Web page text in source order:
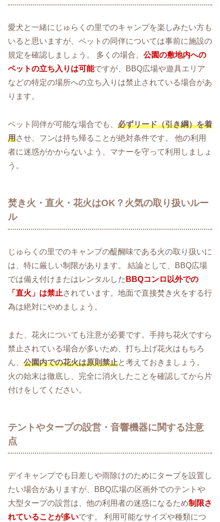
愛犬と一緒にじゅらくの里でのキャンプを楽しみたい方も
いると思いますが、ペットの同伴については事前に施設の
規定を確認しましょう。 多くの場合、 公園の敷地内への
ペットの立ち入りは可能ですが、BBQ広場や遊具エリア
などの特定の場所への立ち入りは禁止されている場合があ
ります。
ペット同伴が可能な場合でも、 必ずリード（引き綱）を着
用させ、フンは持ち帰ることが絶対条件です。 他の利用
者に迷惑がかからないよう、マナーを守って利用しましょ
う。
焚き火・直火・花火はOK？火気の取り扱いルー
ル
じゅらくの里でのキャンプの醍醐味である火の取り扱いに
は、特に厳しい制限があります。 結論として、BBQ広場
では備え付けまたはレンタルした BBQコンロ以外での
「直火」は禁止されています。地面で直接焚き火をする行
為は絶対にやめましょう。
また、花火についても注意が必要です。手持ち花火ですら
禁止されている場合が多いため、打ち上げ花火はもちろ
ん、 公園内での花火は原則禁止と考えておきましょう。
火の始末は徹底し、完全に消火したことを確認してから片
付けをしてください。
テントやタープの設営・音響機器に関する注意
点
デイキャンプでも日差しや雨除けのためにタープを設置し
たい場合がありますが、BBQ広場の区画外でのテントや
大型タープの設営は、他の利用者の迷惑になるため制限さ
れていることが多いです。 利用可能なサイズや種類につ